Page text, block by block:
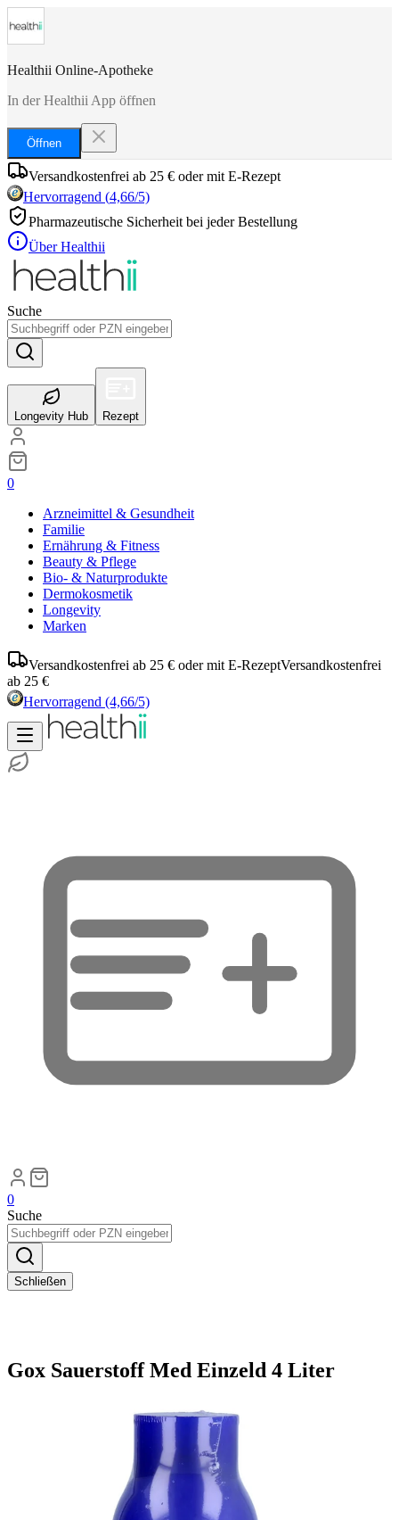
Healthii Online-Apotheke
In der Healthii App öffnen
Öffnen
Versandkostenfrei ab 25 € oder mit E-Rezept
Hervorragend (4,66/5)
Pharmazeutische Sicherheit bei jeder Bestellung
Über Healthii
Suche
Longevity Hub Rezept
0
Arzneimittel & Gesundheit
Familie
Ernährung & Fitness
Beauty & Pflege
Bio- & Naturprodukte
Dermokosmetik
Longevity
Marken
Versandkostenfrei ab 25 € oder mit E-RezeptVersandkostenfrei
ab 25 €
Hervorragend (4,66/5)
0
Suche
Schließen
Gox Sauerstoff Med Einzeld 4 Liter